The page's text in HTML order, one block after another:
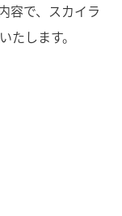
容で、スカイラ
たします。